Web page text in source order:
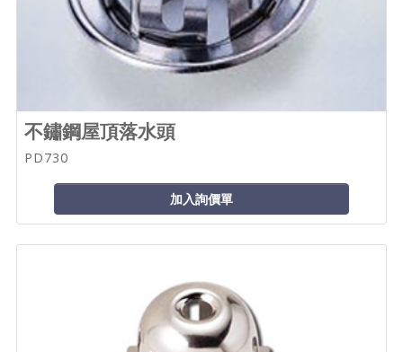
不鏽鋼屋頂落水頭
PD730
加入詢價單